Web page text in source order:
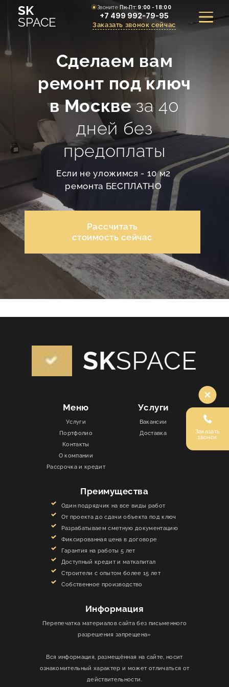
SK
SPACE
Звоните Пн-Пт: 9:00 - 18:00
+7 499 992-79-95
Заказать звонок сейчас
УСЛУГИ
ПОРТФОЛИО
РАСЧЕТ СТОИМОСТИ РЕМОНТА
АКЦИИ
СТОИМОСТЬ
О КОМПАНИИ
КОНТАКТЫ
Сделаем вам
ремонт под ключ
в Москвеза 40
дней без
предоплаты
Если не уложимся - 10 м2
ремонта БЕСПЛАТНО
Рассчитать
стоимость сейчас
Заказать
звонок
SKSPACE
Меню
Услуги
Портфолио
Контакты
О компании
Рассрочка и кредит
Услуги
Вакансии
Доставка
Преимущества
Один подрядчик на все виды работ
От проекта до сдачи объекта под ключ
Разрабатываем сметную документацию
Фиксированная цена в договоре
Гарантия на работы 5 лет
Доступный кредит и маткапитал
Строители с опытом более 15 лет
Собственное производство
Информация
Перепечатка материалов сайта без письменного
разрешения запрещена»
Вся информация, размещённая на сайте, носит
ознакомительный характер и может отличаться от
действительности.